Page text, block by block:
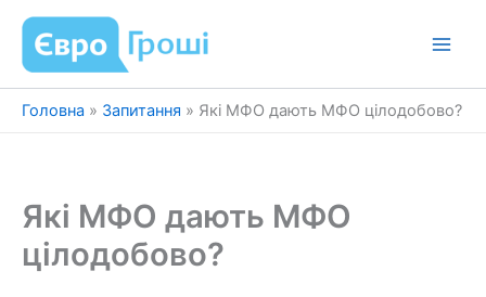
Перейти
вмісту
Головна » Запитання » Які МФО дають МФО цілодобово?
Які МФО дають МФО
цілодобово?